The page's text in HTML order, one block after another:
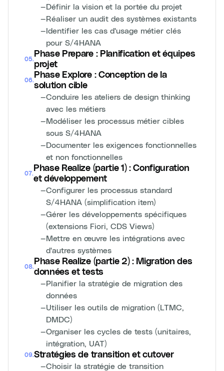
—Définir la vision et la portée du projet
—Réaliser un audit des systèmes existants
—Identifier les cas d'usage métier clés
pour S/4HANA
05.
Phase Prepare : Planification et équipes
projet
06.
Phase Explore : Conception de la
solution cible
—Conduire les ateliers de design thinking
avec les métiers
—Modéliser les processus métier cibles
sous S/4HANA
—Documenter les exigences fonctionnelles
et non fonctionnelles
07.
Phase Realize (partie 1) : Configuration
et développement
—Configurer les processus standard
S/4HANA (simplification item)
—Gérer les développements spécifiques
(extensions Fiori, CDS Views)
—Mettre en œuvre les intégrations avec
d'autres systèmes
08.
Phase Realize (partie 2) : Migration des
données et tests
—Planifier la stratégie de migration des
données
—Utiliser les outils de migration (LTMC,
DMDC)
—Organiser les cycles de tests (unitaires,
intégration, UAT)
09.Stratégies de transition et cutover
—Choisir la stratégie de transition